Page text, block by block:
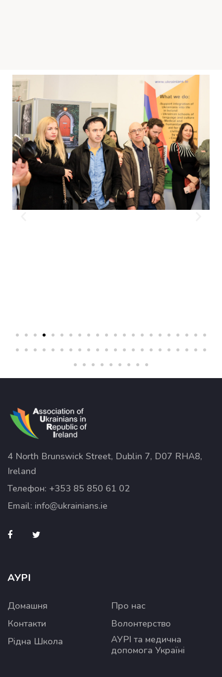
4 North Brunswick Street, Dublin 7, D07 RHA8,
Ireland
Телефон: +353 85 850 61 02
Email: info@ukrainians.ie
АУРІ
Домашня
Про нас
Контакти
Волонтерство
Рідна Школа
АУРІ та медична
допомога Україні